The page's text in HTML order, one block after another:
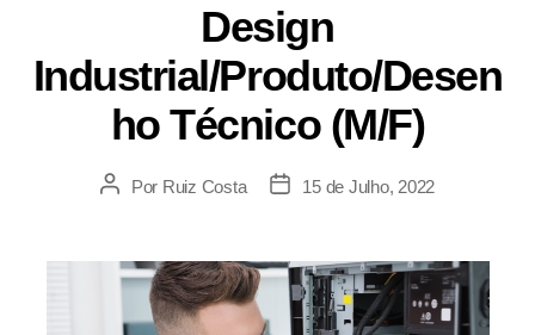
Design
Industrial/Produto/Desen
ho Técnico (M/F)
Por Ruiz Costa 15 de Julho, 2022